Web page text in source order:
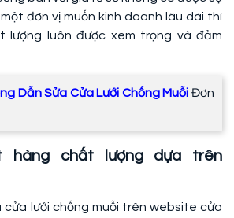
đơn vị muốn kinh doanh lâu dài thì
lượng luôn được xem trọng và đảm
Dẫn Sửa Cửa Lưới Chống MuỗiĐơn
hàng chất lượng dựa trên
cửa lưới chống muỗi trên website cửa